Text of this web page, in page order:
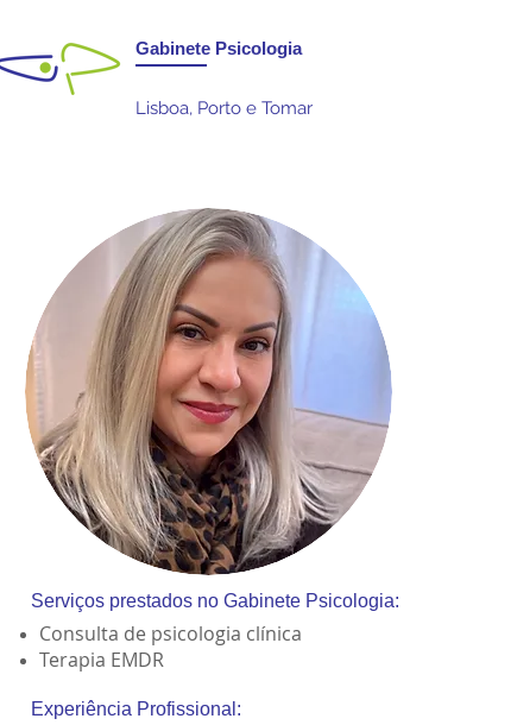
Gabinete Psicologia
Lisboa, Porto e Tomar
Serviços prestados no Gabinete Psicologia:
Consulta de psicologia clínica
Terapia EMDR
Experiência Profissional: